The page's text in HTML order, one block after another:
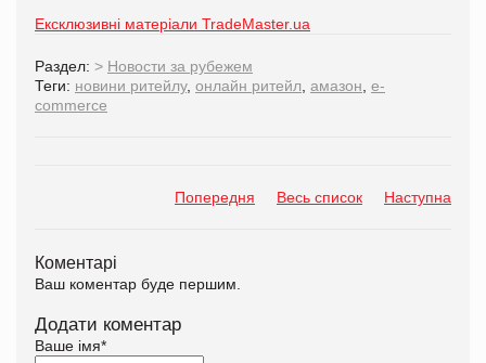
Ексклюзивні матеріали TradeMaster.ua
Раздел: > Новости за рубежем
Теги: новини ритейлу, онлайн ритейл амазон e-
commerce
Попередня Весь список Наступна
Коментарі
Ваш коментар буде першим.
Додати коментар
Ваше імя*